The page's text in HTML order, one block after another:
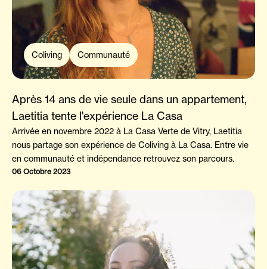
Coliving Communauté
Après 14 ans de vie seule dans un appartement,
Laetitia tente l'expérience La Casa
Arrivée en novembre 2022 à La Casa Verte de Vitry, Laetitia
nous partage son expérience de Coliving à La Casa. Entre vie
en communauté et indépendance retrouvez son parcours.
06 Octobre 2023